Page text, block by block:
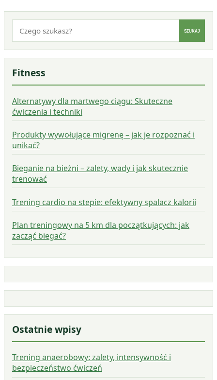
SZUKAJ
Fitness
Alternatywy dla martwego ciągu: Skuteczne
ćwiczenia i techniki
Produkty wywołujące migrenę – jak je rozpoznać i
unikać?
Bieganie na bieżni – zalety, wady i jak skutecznie
trenować
Trening cardio na stepie: efektywny spalacz kalorii
Plan treningowy na 5 km dla początkujących: jak
zacząć biegać?
Ostatnie wpisy
Trening anaerobowy: zalety, intensywność i
bezpieczeństwo ćwiczeń